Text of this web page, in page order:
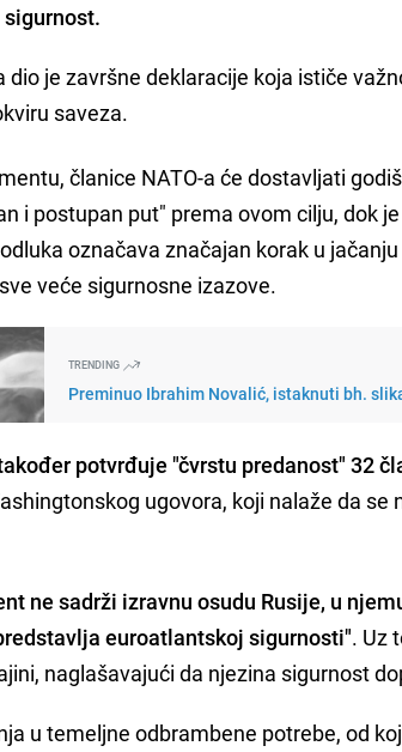
dio je završne deklaracije koja ističe
saveza.
članice NATO-a će dostavljati
i postupan put" prema ovom cilju, dok
označava značajan korak u
veće sigurnosne izazove.
TRENDING
Preminuo Ibrahim Novalić, istaknuti bh.
potvrđuje "čvrstu predanost" 32
ugovora, koji nalaže da
ne sadrži izravnu osudu Rusije, u
euroatlantskoj sigurnosti". Uz
naglašavajući da njezina sigurnost
u temeljne odbrambene potrebe, od